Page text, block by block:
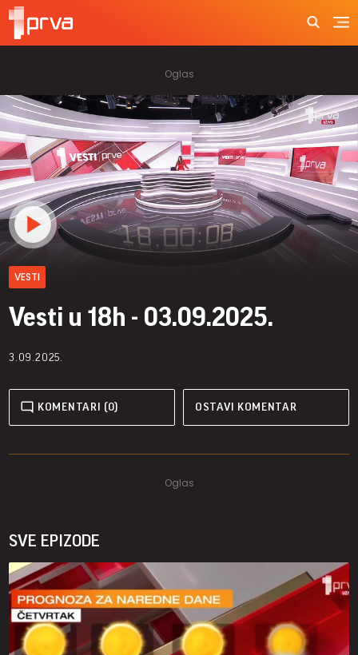
VESTI
Vesti u 18h - 03.09.2025.
3.09.2025.
KOMENTARI (0) OSTAVI KOMENTAR
SVE EPIZODE